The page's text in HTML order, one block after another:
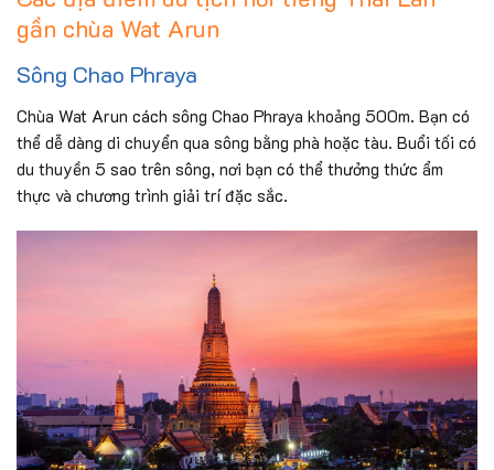
gần chùa Wat Arun
Sông Chao Phraya
Chùa Wat Arun cách sông Chao Phraya khoảng 500m. Bạn có
thể dễ dàng di chuyển qua sông bằng phà hoặc tàu. Buổi tối có
du thuyền 5 sao trên sông, nơi bạn có thể thưởng thức ẩm
thực và chương trình giải trí đặc sắc.